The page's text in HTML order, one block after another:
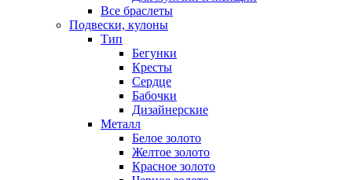
Все браслеты
Подвески, кулоны
Тип
Бегунки
Кресты
Сердце
Бабочки
Дизайнерские
Металл
Белое золото
Желтое золото
Красное золото